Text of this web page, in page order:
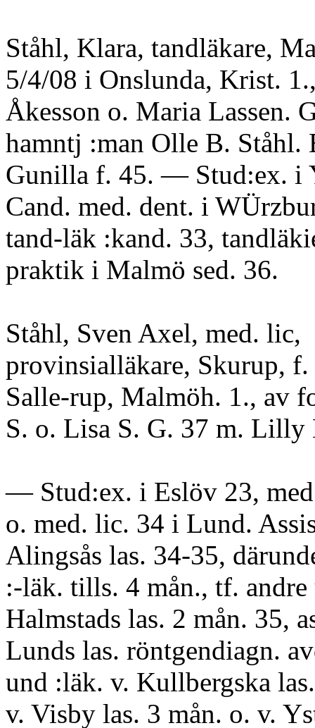
Ståhl, Klara, tandläkare,
5/4/08 i Onslunda, Krist.
Åkesson o. Maria Lassen.
hamntj :man Olle B. Ståhl.
Gunilla f. 45. — Stud:ex. i
Cand. med. dent. i
tand-läk :kand. 33,
praktik i Malmö sed. 36.
Ståhl, Sven Axel, med. lic,
provinsialläkare, Skurup,
Salle-rup, Malmöh. 1., av
S. o. Lisa S. G. 37 m. Lilly
— Stud:ex. i Eslöv 23,
o. med. lic. 34 i Lund.
Alingsås las. 34-35,
:-läk. tills. 4 mån., tf.
Halmstads las. 2 mån. 35,
Lunds las. röntgendiagn.
und :läk. v. Kullbergska
v. Visby las. 3 mån. o. v.